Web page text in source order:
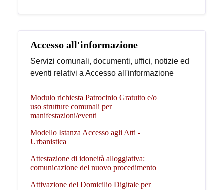
Accesso all'informazione
Servizi comunali, documenti, uffici, notizie ed
eventi relativi a Accesso all'informazione
Modulo richiesta Patrocinio Gratuito e/o
uso strutture comunali per
manifestazioni/eventi
Modello Istanza Accesso agli Atti -
Urbanistica
Attestazione di idoneità alloggiativa:
comunicazione del nuovo procedimento
Attivazione del Domicilio Digitale per